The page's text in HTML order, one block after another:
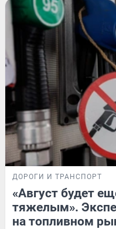
ДОРОГИ И ТРАНСПОРТ
«Август будет
тяжелым».
на топливном